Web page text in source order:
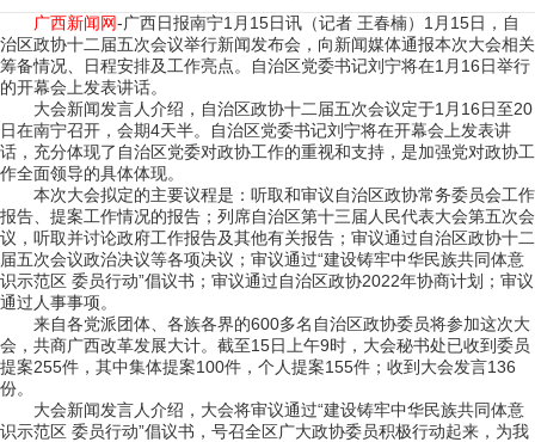
广西新闻网-广西日报南宁1月15日讯（记者 王春楠）1月15日，自
治区政协十二届五次会议举行新闻发布会，向新闻媒体通报本次大会相关
筹备情况、日程安排及工作亮点。自治区党委书记刘宁将在1月16日举行
的开幕会上发表讲话。
大会新闻发言人介绍，自治区政协十二届五次会议定于1月16日至20
日在南宁召开，会期4天半。自治区党委书记刘宁将在开幕会上发表讲
话，充分体现了自治区党委对政协工作的重视和支持，是加强党对政协工
作全面领导的具体体现。
本次大会拟定的主要议程是：听取和审议自治区政协常务委员会工作
报告、提案工作情况的报告；列席自治区第十三届人民代表大会第五次会
议，听取并讨论政府工作报告及其他有关报告；审议通过自治区政协十二
届五次会议政治决议等各项决议；审议通过“建设铸牢中华民族共同体意
识示范区 委员行动”倡议书；审议通过自治区政协2022年协商计划；审议
通过人事事项。
来自各党派团体、各族各界的600多名自治区政协委员将参加这次大
会，共商广西改革发展大计。截至15日上午9时，大会秘书处已收到委员
提案255件，其中集体提案100件，个人提案155件；收到大会发言136
份。
大会新闻发言人介绍，大会将审议通过“建设铸牢中华民族共同体意
识示范区 委员行动”倡议书，号召全区广大政协委员积极行动起来，为我